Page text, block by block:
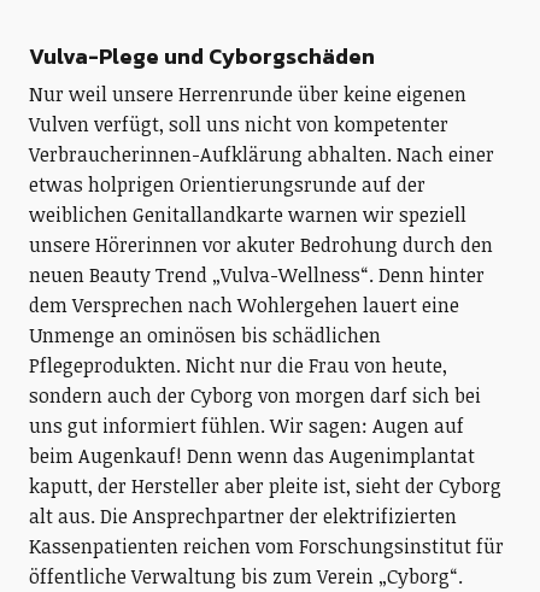
Vulva-Plege und Cyborgschäden
Nur weil unsere Herrenrunde über keine eigenen
Vulven verfügt, soll uns nicht von kompetenter
Verbraucherinnen-Aufklärung abhalten. Nach einer
etwas holprigen Orientierungsrunde auf der
weiblichen Genitallandkarte warnen wir speziell
unsere Hörerinnen vor akuter Bedrohung durch den
neuen Beauty Trend „Vulva-Wellness“. Denn hinter
dem Versprechen nach Wohlergehen lauert eine
Unmenge an ominösen bis schädlichen
Pflegeprodukten. Nicht nur die Frau von heute,
sondern auch der Cyborg von morgen darf sich bei
uns gut informiert fühlen. Wir sagen: Augen auf
beim Augenkauf! Denn wenn das Augenimplantat
kaputt, der Hersteller aber pleite ist, sieht der Cyborg
alt aus. Die Ansprechpartner der elektrifizierten
Kassenpatienten reichen vom Forschungsinstitut für
öffentliche Verwaltung bis zum Verein „Cyborg“.